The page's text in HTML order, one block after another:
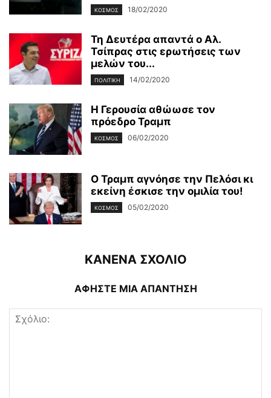
ΚΌΣΜΟΣ 18/02/2020
Τη Δευτέρα απαντά ο Αλ.
Τσίπρας στις ερωτήσεις των
μελών του...
ΠΟΛΙΤΙΚΉ 14/02/2020
Η Γερουσία αθώωσε τον
πρόεδρο Τραμπ
ΚΌΣΜΟΣ 06/02/2020
Ο Τραμπ αγνόησε την Πελόσι κι
εκείνη έσκισε την ομιλία του!
ΚΌΣΜΟΣ 05/02/2020
ΚΑΝΕΝΑ ΣΧΟΛΙΟ
ΑΦΗΣΤΕ ΜΙΑ ΑΠΑΝΤΗΣΗ